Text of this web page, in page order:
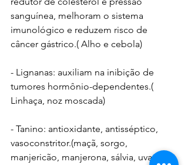
sanguínea, melhoram o sistema
imunológico e reduzem risco de
câncer gástrico.( Alho e cebola)
- Lignanas: auxiliam na inibição de
tumores hormônio-dependentes.(
Linhaça, noz moscada)
- Tanino: antioxidante, antisséptico,
vasoconstritor.(maçã, sorgo,
manjericão, manjerona, sálvia, uva,